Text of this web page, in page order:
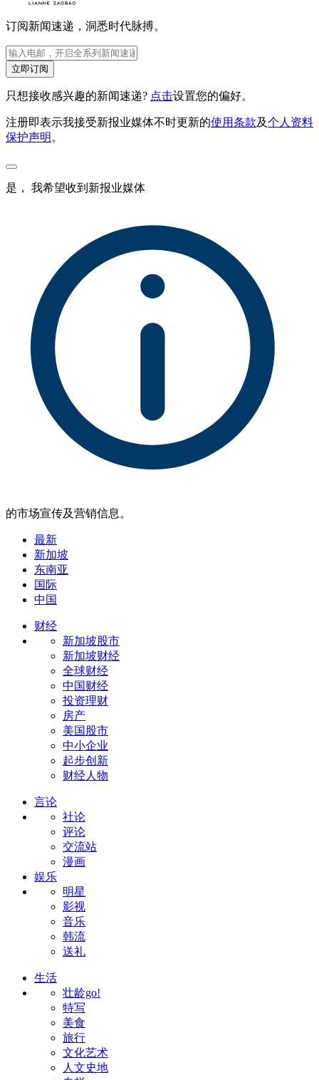
订阅新闻速递，洞悉时代脉搏。
立即订阅
只想接收感兴趣的新闻速递? 点击设置您的偏好。
注册即表示我接受新报业媒体不时更新的使用条款及个人资料
保护声明 。
是， 我希望收到新报业媒体
的市场宣传及营销信息。
最新
新加坡
东南亚
国际
中国
财经
新加坡股市
新加坡财经
全球财经
中国财经
投资理财
房产
美国股市
中小企业
起步创新
财经人物
言论
社论
评论
交流站
漫画
娱乐
明星
影视
音乐
韩流
送礼
生活
壮龄go!
特写
美食
旅行
文化艺术
人文史地